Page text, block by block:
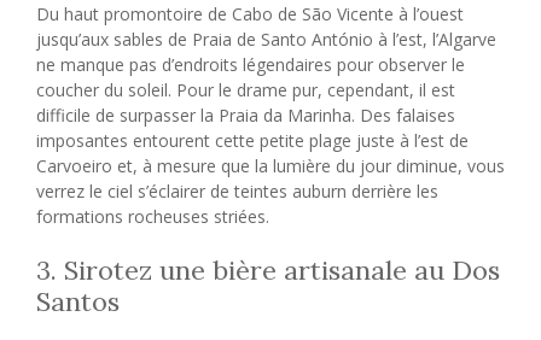
Du haut promontoire de Cabo de São Vicente à l’ouest
jusqu’aux sables de Praia de Santo António à l’est, l’Algarve
ne manque pas d’endroits légendaires pour observer le
coucher du soleil. Pour le drame pur, cependant, il est
difficile de surpasser la Praia da Marinha. Des falaises
imposantes entourent cette petite plage juste à l’est de
Carvoeiro et, à mesure que la lumière du jour diminue, vous
verrez le ciel s’éclairer de teintes auburn derrière les
formations rocheuses striées.
3. Sirotez une bière artisanale au Dos
Santos